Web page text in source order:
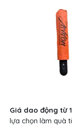
Giá dao động từ
lựa chọn làm quà